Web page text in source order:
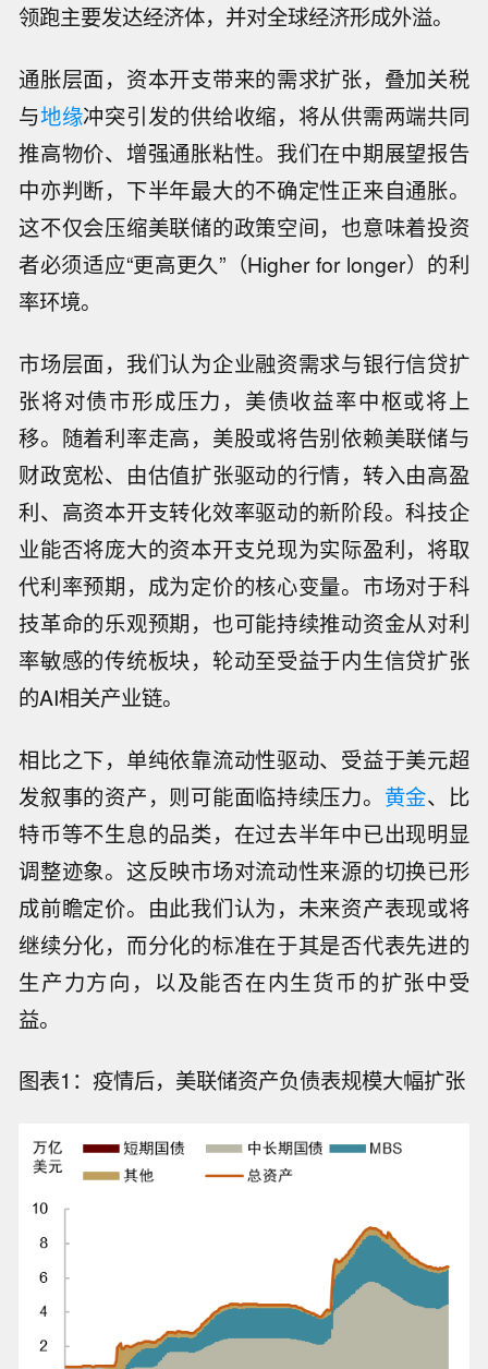
领跑主要发达经济体，并对全球经济形成外溢。
通胀层面，资本开支带来的需求扩张，叠加关税
与地缘冲突引发的供给收缩，将从供需两端共同
推高物价、增强通胀粘性。我们在中期展望报告
中亦判断，下半年最大的不确定性正来自通胀。
这不仅会压缩美联储的政策空间，也意味着投资
者必须适应“更高更久”（Higher for longer）的利
率环境。
市场层面，我们认为企业融资需求与银行信贷扩
张将对债市形成压力，美债收益率中枢或将上
移。随着利率走高，美股或将告别依赖美联储与
财政宽松、由估值扩张驱动的行情，转入由高盈
利、高资本开支转化效率驱动的新阶段。科技企
业能否将庞大的资本开支兑现为实际盈利，将取
代利率预期，成为定价的核心变量。市场对于科
技革命的乐观预期，也可能持续推动资金从对利
率敏感的传统板块，轮动至受益于内生信贷扩张
的AI相关产业链。
相比之下，单纯依靠流动性驱动、受益于美元超
发叙事的资产，则可能面临持续压力。 黄金、比
特币等不生息的品类，在过去半年中已出现明显
调整迹象。这反映市场对流动性来源的切换已形
成前瞻定价。由此我们认为，未来资产表现或将
继续分化，而分化的标准在于其是否代表先进的
生产力方向，以及能否在内生货币的扩张中受
益。
图表1：疫情后，美联储资产负债表规模大幅扩张